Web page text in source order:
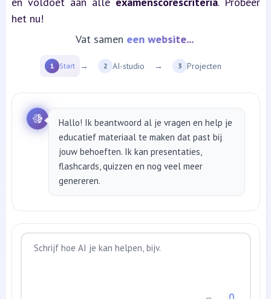
het nu!
Vat samen een website...
1 Start → 2 AI-studio → 3 Projecten
Hallo! Ik beantwoord al je vragen en help je
educatief materiaal te maken dat past bij
jouw behoeften. Ik kan presentaties,
flashcards, quizzen en nog veel meer
genereren.